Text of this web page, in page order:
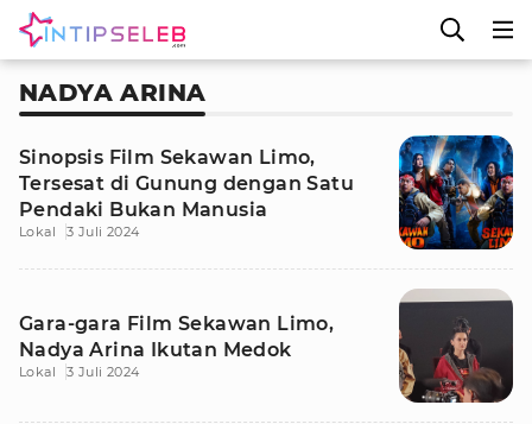
NADYA ARINA
Sinopsis Film Sekawan Limo,
Tersesat di Gunung dengan Satu
Pendaki Bukan Manusia
Lokal 3 Juli 2024
Gara-gara Film Sekawan Limo,
Nadya Arina Ikutan Medok
Lokal 3 Juli 2024